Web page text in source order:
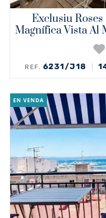
Exclusiu
Magnífica Vista Al
REF. 6231/J18
EN VENDA